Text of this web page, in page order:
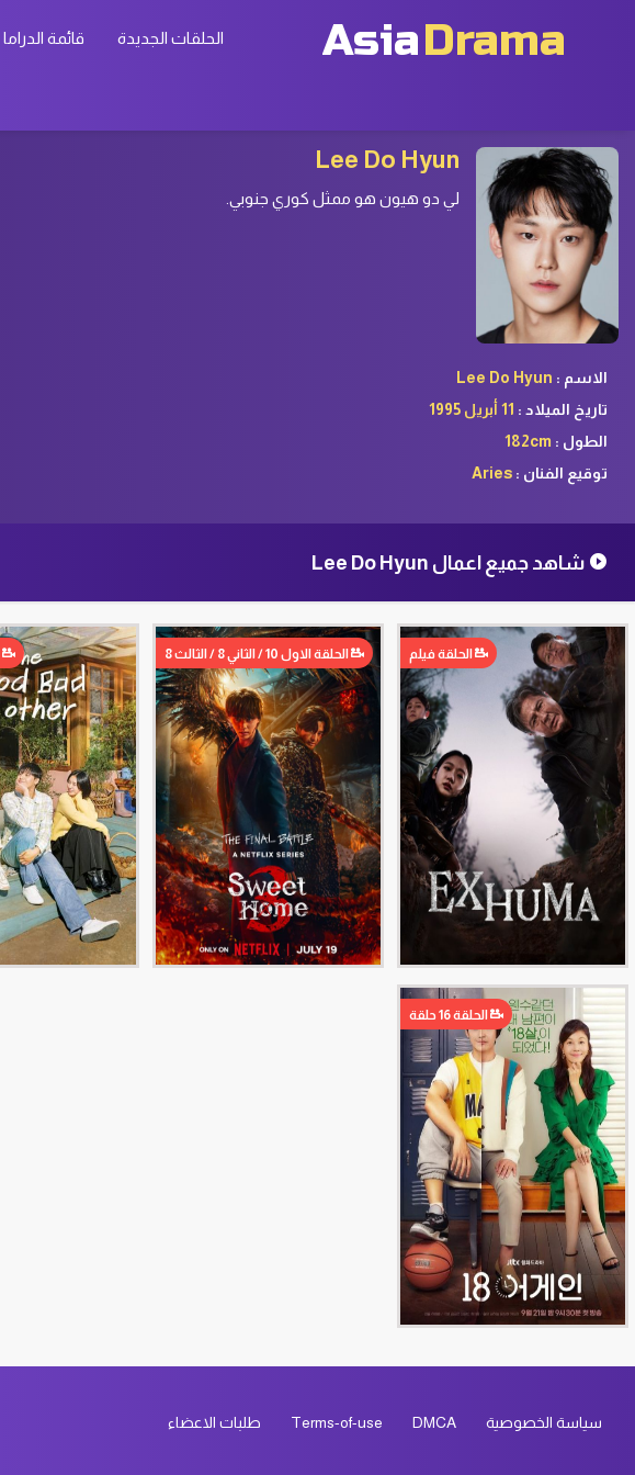
AsiaDrama الحلقات الجديدة قائمة الدراما
Lee Do Hyun
لي دو هيون هو ممثل كوري جنوبي.
الاسم : Lee Do Hyun
تاريخ الميلاد : 11 أبريل 1995
الطول : 182cm
توقيع الفنان : Aries
شاهد جميع اعمال Lee Do Hyun
الحلقة فيلم الحلقة الاول 10 / الثاني 8 / الثالث 8
الحلقة 16 حلقة
سياسة الخصوصية DMCA
Terms-of-use طلبات الاعضاء